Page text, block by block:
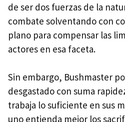
de ser dos fuerzas de la
combate solventando con
plano para compensar las
actores en esa faceta.
Sin embargo, Bushmaster
desgastado con suma
trabaja lo suficiente en sus
uno entienda mejor los